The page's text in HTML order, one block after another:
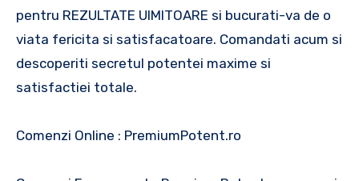
pentru REZULTATE UIMITOARE si bucurati-va de o
viata fericita si satisfacatoare. Comandati acum si
descoperiti secretul potentei maxime si
satisfactiei totale.
Comenzi Online : PremiumPotent.ro